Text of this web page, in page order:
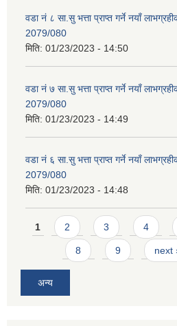
वडा नं ८ सा.सु भत्ता प्राप्त गर्ने नयाँ
2079/080
मिति: 01/23/2023 - 14:50
वडा नं ७ सा.सु भत्ता प्राप्त गर्ने नयाँ
2079/080
मिति: 01/23/2023 - 14:49
वडा नं ६ सा.सु भत्ता प्राप्त गर्ने नयाँ
2079/080
मिति: 01/23/2023 - 14:48
Pages
1 2 3 4
8 9 next
अन्य